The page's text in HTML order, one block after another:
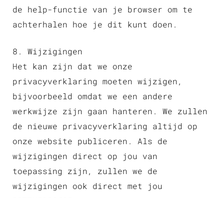
de help-functie van je browser om te
achterhalen hoe je dit kunt doen.
8. Wijzigingen
Het kan zijn dat we onze
privacyverklaring moeten wijzigen,
bijvoorbeeld omdat we een andere
werkwijze zijn gaan hanteren. We zullen
de nieuwe privacyverklaring altijd op
onze website publiceren. Als de
wijzigingen direct op jou van
toepassing zijn, zullen we de
wijzigingen ook direct met jou